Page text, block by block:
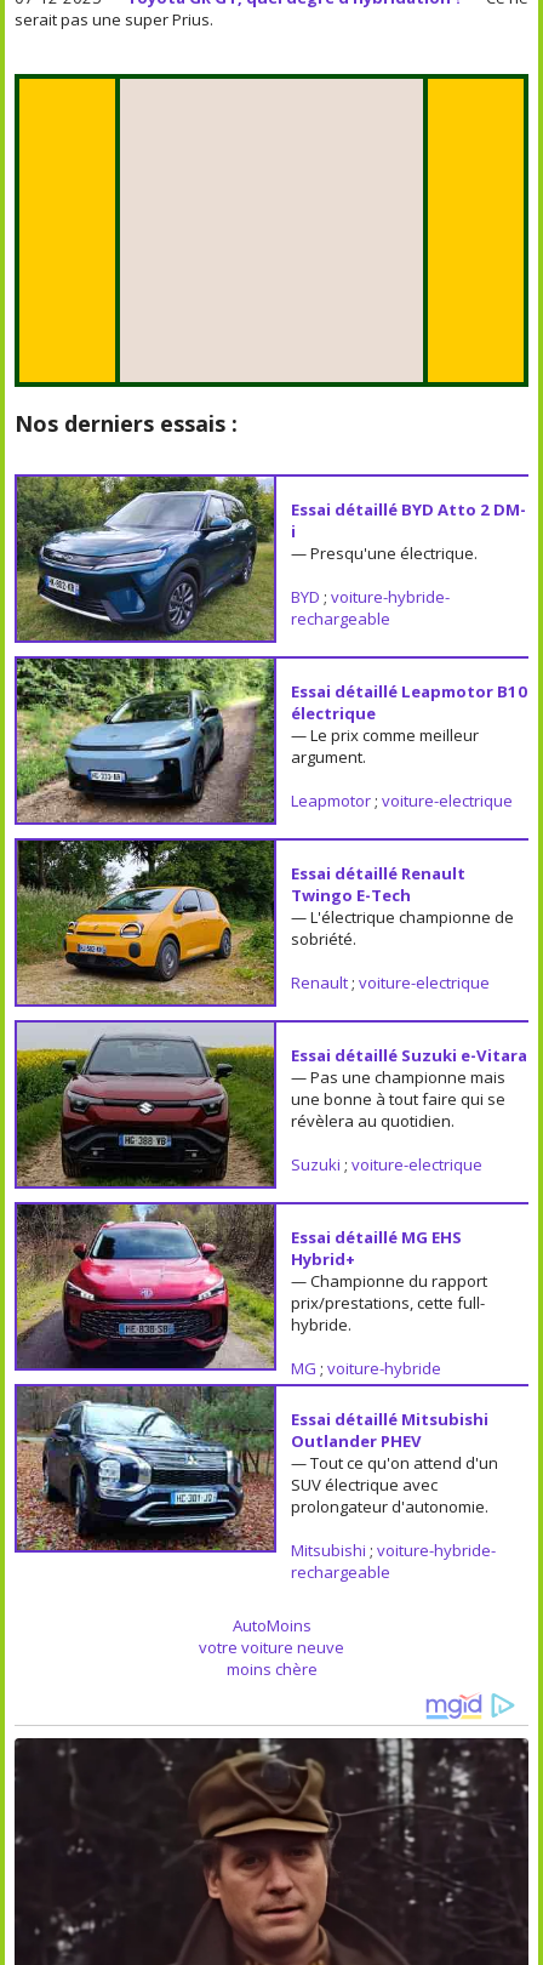
serait pas une super Prius.
Nos derniers essais :
Essai détaillé BYD Atto 2 DM-
i
— Presqu'une électrique.
BYD ; voiture-hybride-
rechargeable
Essai détaillé Leapmotor B10
électrique
— Le prix comme meilleur
argument.
Leapmotor; voiture-electrique
Essai détaillé Renault
Twingo E-Tech
— L'électrique championne de
sobriété.
Renault; voiture-electrique
Essai détaillé Suzuki e-Vitara
— Pas une championne mais
une bonne à tout faire qui se
révèlera au quotidien.
Suzuki ; voiture-electrique
Essai détaillé MG EHS
Hybrid+
— Championne du rapport
prix/prestations, cette full-
hybride.
MG ; voiture-hybride
Essai détaillé Mitsubishi
Outlander PHEV
— Tout ce qu'on attend d'un
SUV électrique avec
prolongateur d'autonomie.
Mitsubishi ; voiture-hybride-
rechargeable
AutoMoins
votre voiture neuve
moins chère